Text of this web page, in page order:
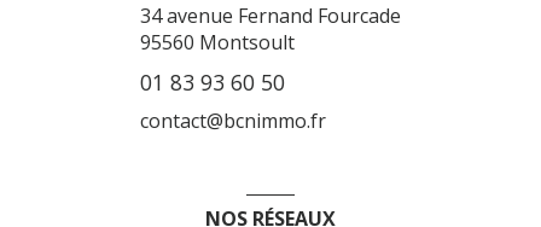
34 avenue Fernand Fourcade
95560 Montsoult
01 83 93 60 50
contact@bcnimmo.fr
NOS RÉSEAUX